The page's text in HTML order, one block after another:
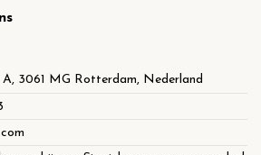
3061 MG Rotterdam, Nederland